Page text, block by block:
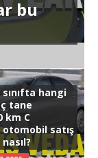
bu
hangi
tane
km C
satış